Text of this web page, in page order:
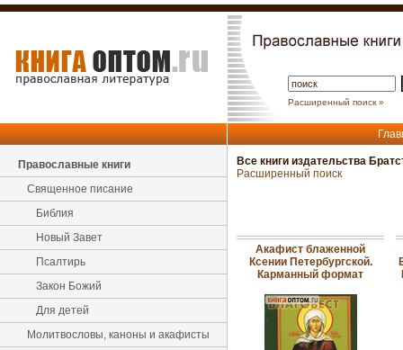
Расширенный поиск »
Православные книги
Священное писание
Библия
Новый Завет
Псалтирь
Закон Божий
Для детей
Молитвословы, каноны и акафисты
Все книги издательства
Расширенный поиск
Акафист блаженной
Ксении Петербургской.
Карманный формат